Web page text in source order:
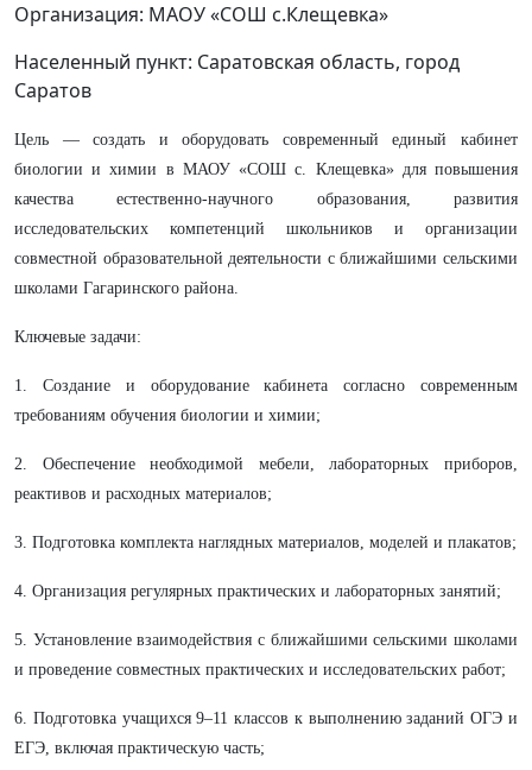
Организация: МАОУ «СОШ с.Клещевка»
Населенный пункт: Саратовская область, город
Саратов
Цель — создать и оборудовать современный единый кабинет
биологии и химии в МАОУ «СОШ с. Клещевка» для повышения
качества естественно‑научного образования, развития
исследовательских компетенций школьников и организации
совместной образовательной деятельности с ближайшими сельскими
школами Гагаринского района.
Ключевые задачи:
1. Создание и оборудование кабинета согласно современным
требованиям обучения биологии и химии;
2. Обеспечение необходимой мебели, лабораторных приборов,
реактивов и расходных материалов;
3. Подготовка комплекта наглядных материалов, моделей и плакатов;
4. Организация регулярных практических и лабораторных занятий;
5. Установление взаимодействия с ближайшими сельскими школами
и проведение совместных практических и исследовательских работ;
6. Подготовка учащихся 9–11 классов к выполнению заданий ОГЭ и
ЕГЭ, включая практическую часть;